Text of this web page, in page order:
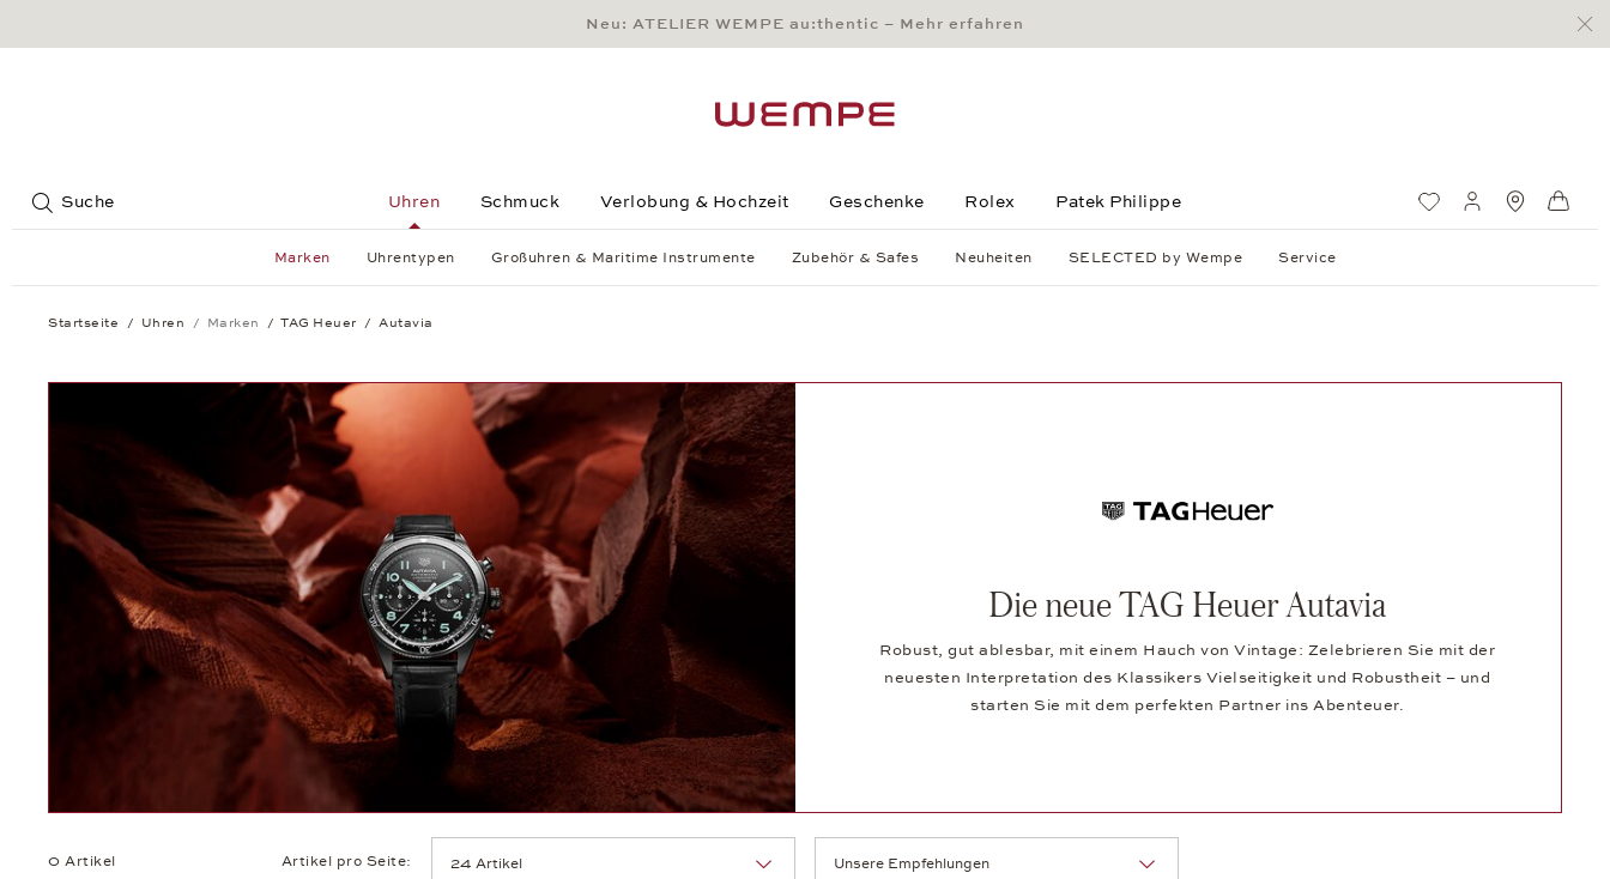
Main Content
Main Menu
Search
Footer
Neu: ATELIER WEMPE au:thentic – Mehr erfahren
Suche Uhren Schmuck Verlobung & Hochzeit Geschenke Rolex Patek Philippe WunschlisteMein Konto
Marken Uhrentypen Großuhren & Maritime Instrumente Zubehör & Safes Neuheiten SELECTED by Wempe Service
Startseite Uhren Marken TAG Heuer Autavia
Die neue TAG Heuer Autavia
Robust, gut ablesbar, mit einem Hauch von Vintage: Zelebrieren Sie mit der
neuesten Interpretation des Klassikers Vielseitigkeit und Robustheit – und
starten Sie mit dem perfekten Partner ins Abenteuer.
0 Artikel Artikel pro Seite: